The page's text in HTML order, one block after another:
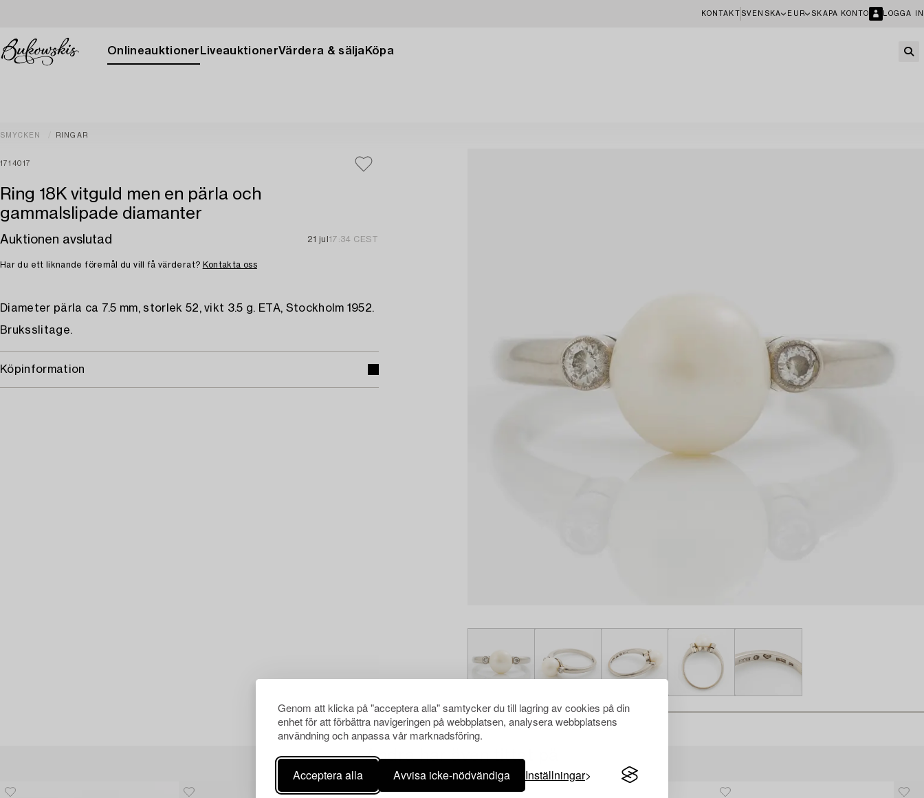
Genom att klicka på "acceptera alla" samtycker du till lagring av cookies på din
enhet för att förbättra navigeringen på webbplatsen, analysera webbplatsens
användning och anpassa vår marknadsföring.
Acceptera alla Avvisa icke-nödvändiga Inställningar
KONTAKT SVENSKA EUR SKAPA KONTO LOGGA IN
Onlineauktioner LiveauktionerVärdera & sälja Köpa
SMYCKEN RINGAR
1714017
Ring 18K vitguld men en pärla och
gammalslipade diamanter
Auktionen avslutad 21 jul 17:34 CEST
Har du ett liknande föremål du vill få värderat? Kontakta oss
Diameter pärla ca 7.5 mm, storlek 52, vikt 3.5 g. ETA, Stockholm 1952.
Bruksslitage.
Köpinformation
Andra har även tittat på